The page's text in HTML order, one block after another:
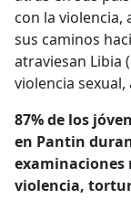
con la violencia,
sus caminos
atraviesan Libia
violencia
87% de los
en Pantin
examinaciones
violencia,